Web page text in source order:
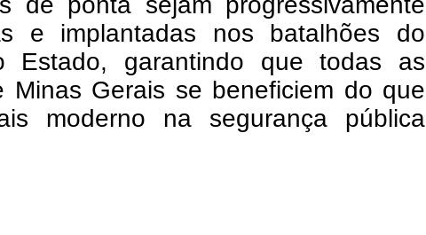
e implantadas nos batalhões do
Estado, garantindo que todas as
Minas Gerais se beneficiem do que
moderno na segurança pública